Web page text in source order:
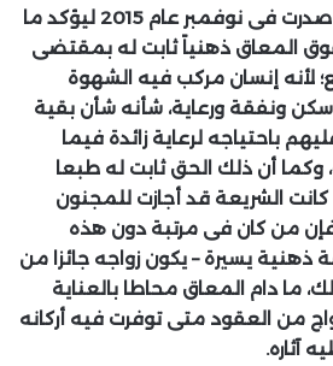
وجاء نص الفتوى التى صدرت فى نوفمبر عام 2015 ليؤكد ما
المعاق ذهنياً ثابت له بمقتضى
لأنه إنسان مركب فيه الشهوة
سكن ونفقة ورعاية، شأنه شأن بقية
باحتياجه لرعاية زائدة فيما
وكما أن ذلك الحق ثابت له طبعا
كانت الشريعة قد أجازت للمجنون
فإن من كان فى مرتبة دون هذه
ذهنية يسيرة – يكون زواجه جائزا من
ما دام المعاق محاطا بالعناية
من العقود متى توفرت فيه أركانه
آثاره.